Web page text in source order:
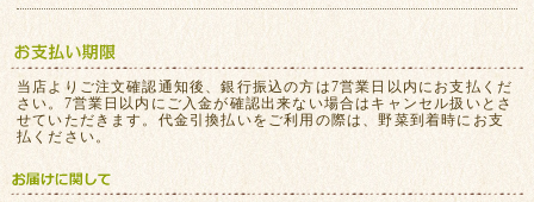
当店よりご注文確認通知後、銀行振込の方は7営業日以内にお支払くだ
さい。7営業日以内にご入金が確認出来ない場合はキャンセル扱いとさ
せていただきます。代金引換払いをご利用の際は、野菜到着時にお支
払ください。